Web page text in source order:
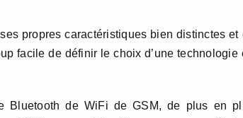
propres caractéristiques bien distinctes et
facile de définir le choix d’une technologie
Bluetooth de WiFi de GSM, de plus en